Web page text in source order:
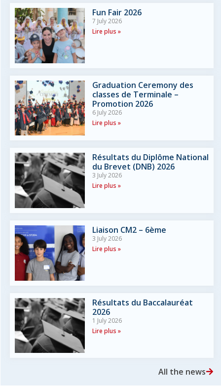
Fun Fair 2026
7 July 2026
Lire plus »
Graduation Ceremony des
classes de Terminale –
Promotion 2026
6 July 2026
Lire plus »
Résultats du Diplôme National
du Brevet (DNB) 2026
3 July 2026
Lire plus »
Liaison CM2 – 6ème
3 July 2026
Lire plus »
Résultats du Baccalauréat
2026
1 July 2026
Lire plus »
All the news